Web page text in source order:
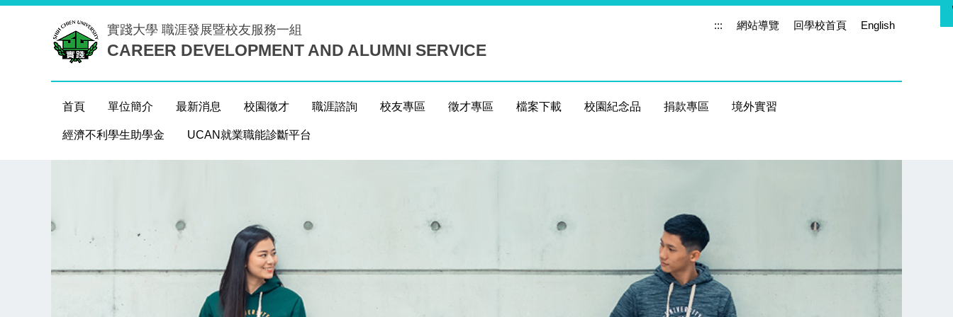
實踐大學 職涯發展暨校友服務一組
CAREER DEVELOPMENT AND ALUMNI SERVICE
::: 網站導覽 回學校首頁 English
首頁 單位簡介 最新消息 校園徵才 職涯諮詢 校友專區 徵才專區 檔案下載 校園紀念品 捐款專區 境外實習
經濟不利學生助學金 UCAN就業職能診斷平台